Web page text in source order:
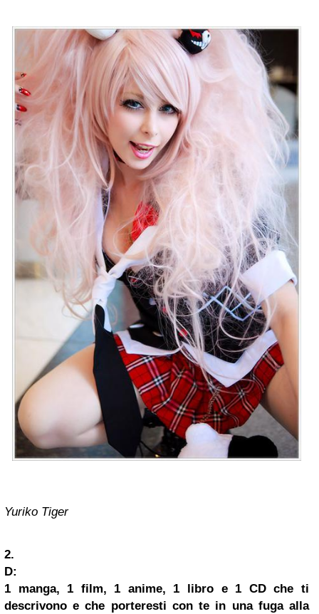
Yuriko Tiger
2.
D:
1 manga, 1 film, 1 anime, 1 libro e 1 CD che ti
descrivono e che porteresti con te in una fuga alla